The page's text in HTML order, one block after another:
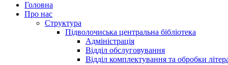
Головна
Про нас
Структура
Підволочиська центральна бібліотека
Адміністрація
Відділ обслуговування
Відділ комплектування та обробки